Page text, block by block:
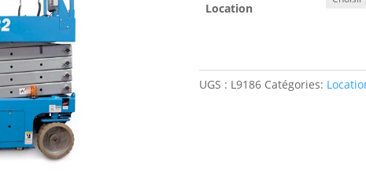
Location
UGS : L9186 Catégories: